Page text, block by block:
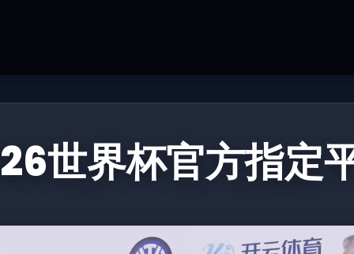
世界杯官方指定